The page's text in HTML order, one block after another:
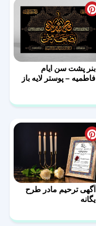
بنر پشت سن ایام
فاطمیه – پوستر لایه باز
آگهی ترحیم مادر طرح
یگانه